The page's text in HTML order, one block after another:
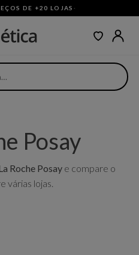
DE +20 LOJAS ·
Posay
Roche Posay e compare o
várias lojas.